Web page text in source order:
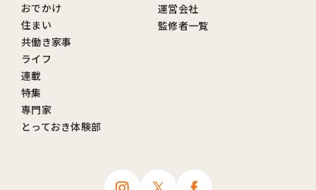
おでかけ
住まい
共働き家事
ライフ
連載
特集
専門家
とっておき体験部
運営会社
監修者一覧